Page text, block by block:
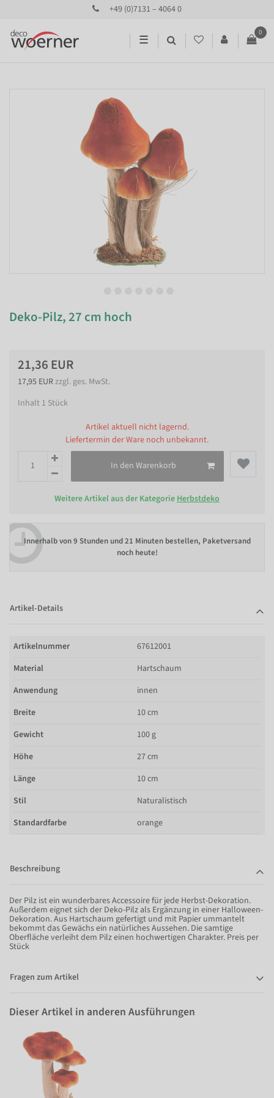
+49 (0)7131 – 4064 0
☰
0
Deko-Pilz, 27 cm hoch
21,36 EUR
17,95 EURzzgl. ges. MwSt.
Inhalt 1 Stück
Artikel aktuell nicht lagernd.
Liefertermin der Ware noch unbekannt.
In den Warenkorb
Weitere Artikel aus der Kategorie Herbstdeko
Innerhalb von9 Stunden und 21 Minuten bestellen, Paketversand
noch heute!
Artikel-Details
Artikelnummer
67612001
Material
Hartschaum
Anwendung
innen
Breite
10 cm
Gewicht
100 g
Höhe
27 cm
Länge
10 cm
Stil
Naturalistisch
Standardfarbe
orange
Beschreibung
Der Pilz ist ein wunderbares Accessoire für jede Herbst-Dekoration.
Außerdem eignet sich der Deko-Pilz als Ergänzung in einer Halloween-
Dekoration. Aus Hartschaum gefertigt und mit Papier ummantelt
bekommt das Gewächs ein natürliches Aussehen. Die samtige
Oberfläche verleiht dem Pilz einen hochwertigen Charakter. Preis per
Stück
Fragen zum Artikel
Dieser Artikel in anderen Ausführungen